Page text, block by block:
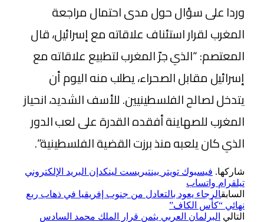
وردا على سؤال حول مدى احتمال مراجعة
المغرب لقرار استئناف علاقاته مع إسرائيل، قال
المعتصم: “الذي جرّ المغرب لتطبيع علاقاته مع
إسرائيل مقابل الصحراء، يطلب منه اليوم أن
يتدخل لصالح الفلسطينيين. للأسف الشديد، انحياز
المغرب للصهاينة أفقده القدرة على لعب الدور
الذي كان يلعبه منذ برزت القضية الفلسطينية”.
شاركها. فيسبوك تويتر بينتيريست لينكدإن البريد الإلكتروني
تيلقرام واتساب
السابقالرجاء يعود بالتعادل من جنوب إفريقيا في ذهاب ربع
نهائي “كأس الكاف”
التالي البرلمان العربي يثمن قرار الملك محمد السادس